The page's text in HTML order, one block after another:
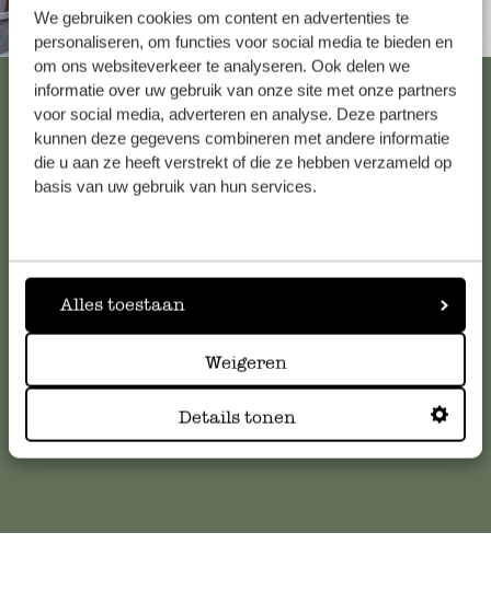
We gebruiken cookies om content en advertenties te
personaliseren, om functies voor social media te bieden en
om ons websiteverkeer te analyseren. Ook delen we
informatie over uw gebruik van onze site met onze partners
voor social media, adverteren en analyse. Deze partners
kunnen deze gegevens combineren met andere informatie
die u aan ze heeft verstrekt of die ze hebben verzameld op
basis van uw gebruik van hun services.
Alles toestaan
Weigeren
Details tonen
Altijd in de buurt
Bekijk alle 62 winkels
Klantenservice
klantenservice. Of bekijk hier het antwoord op de
meestgestelde vragen
Online Klantenservice